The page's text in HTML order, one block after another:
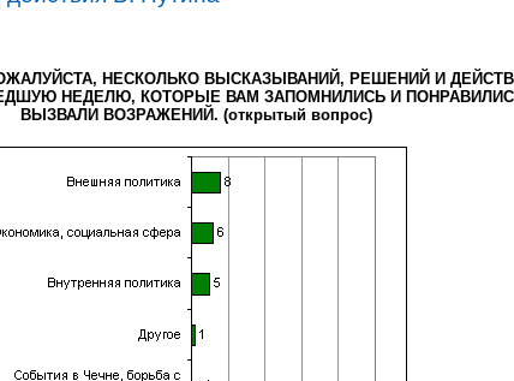
НЕСКОЛЬКО ВЫСКАЗЫВАНИЙ, РЕШЕНИЙ И
НЕДЕЛЮ, КОТОРЫЕ ВАМ ЗАПОМНИЛИСЬ И
ВЫЗВАЛИ ВОЗРАЖЕНИЙ. (открытый вопрос)